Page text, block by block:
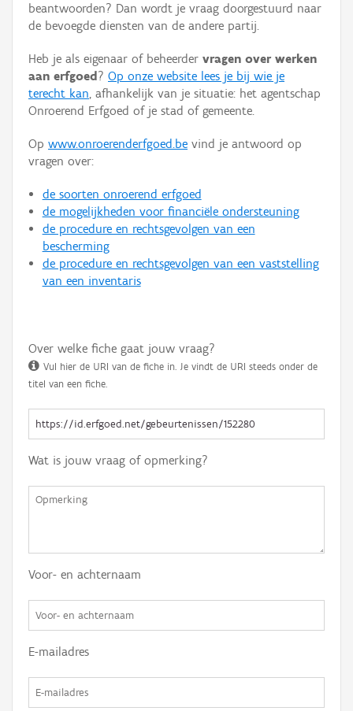
Persoon of collectief
Hergebruik
Aanmelden
beantwoorden? Dan wordt je vraag doorgestuurd naar
de bevoegde diensten van de andere partij.
Heb je als eigenaar of beheerder vragen over werken
aan erfgoed ? Op onze website lees je bij wie je
terecht kan, afhankelijk van je situatie: het agentschap
Onroerend Erfgoed of je stad of gemeente.
Op www.onroerenderfgoed.be vind je antwoord op
vragen over:
de soorten onroerend erfgoed
de mogelijkheden voor financiële ondersteuning
de procedure en rechtsgevolgen van een
bescherming
de procedure en rechtsgevolgen van een vaststelling
van een inventaris
Over welke fiche gaat jouw vraag?
Vul hier de URI van de fiche in. Je vindt de URI steeds onder de
titel van een fiche.
Wat is jouw vraag of opmerking?
Voor- en achternaam
E-mailadres